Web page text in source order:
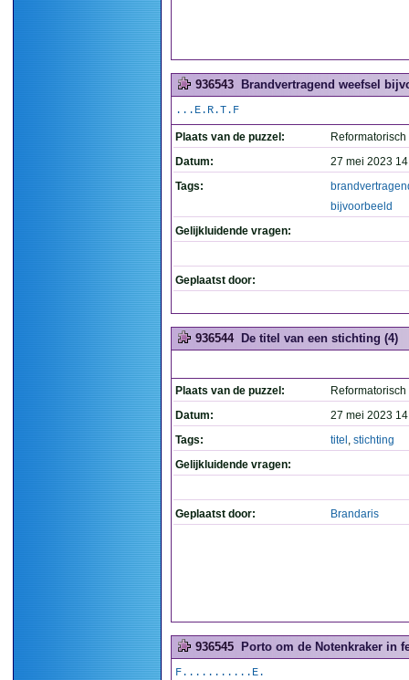
936543 Brandvertragend weefsel
...E.R.T.F
Plaats van de puzzel:
Datum:
27 mei 2023
Tags:
bijvoorbeeld
Gelijkluidende vragen:
Geplaatst door:
936544 De titel van een stichting (4)
Plaats van de puzzel:
Datum:
27 mei 2023
Tags:
titel , stichting
Gelijkluidende vragen:
Geplaatst door: Brandaris
936545 Porto om de Notenkraker in
F...........E.